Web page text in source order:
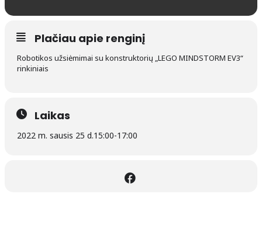
Plačiau apie renginį
Robotikos užsiėmimai su konstruktorių „LEGO MINDSTORM EV3“
rinkiniais
Laikas
2022 m. sausis 25 d.15:00-17:00